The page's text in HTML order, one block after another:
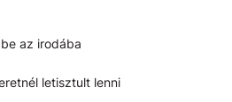
az irodába
letisztult lenni